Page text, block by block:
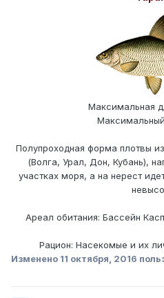
Максимальная
Полупроходная форма плотвы
(Волга, Урал, Дон, Кубань),
участках моря, а на нерест
Ареал обитания: Бассейн
Рацион: Насекомые и их
Изменено 11 октября, 2016